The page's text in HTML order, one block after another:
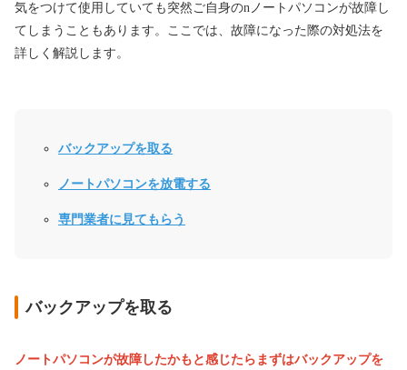
気をつけて使用していても突然ご自身のnノートパソコンが故障し
てしまうこともあります。ここでは、故障になった際の対処法を
詳しく解説します。
バックアップを取る
ノートパソコンを放電する
専門業者に見てもらう
バックアップを取る
ノートパソコンが故障したかもと感じたらまずはバックアップを